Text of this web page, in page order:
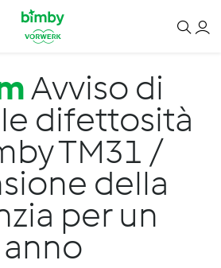
Avviso di
difettosità
TM31 /
della
per un
anno